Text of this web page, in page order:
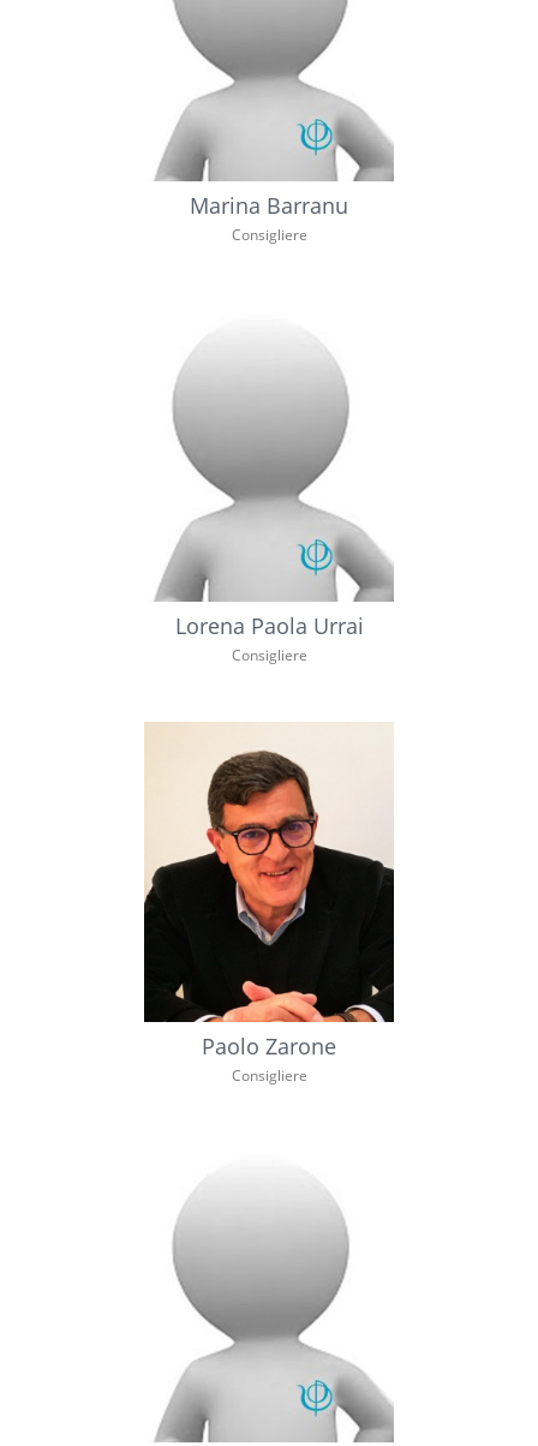
Marina Barranu
Consigliere
Lorena Paola Urrai
Consigliere
Paolo Zarone
Consigliere